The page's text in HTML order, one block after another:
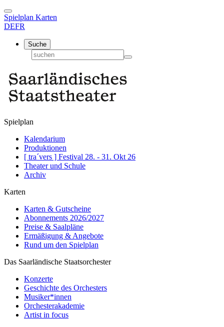
Spielplan Karten
DEFR
Suche
Spielplan
Kalendarium
Produktionen
[ tra´vers ] Festival 28. - 31. Okt 26
Theater und Schule
Archiv
Karten
Karten & Gutscheine
Abonnements 2026/2027
Preise & Saalpläne
Ermäßigung & Angebote
Rund um den Spielplan
Das Saarländische Staatsorchester
Konzerte
Geschichte des Orchesters
Musiker*innen
Orchesterakademie
Artist in focus